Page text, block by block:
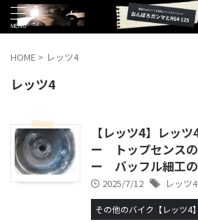
HOME > レッツ4
レッツ4
【レッツ4】レッ
ー トップセンス
ー バッフル細工
2025/7/12 レッツ4
その他のバイク【レッツ4】